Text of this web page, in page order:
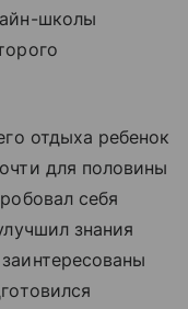
школы
отдыха ребенок
для половины
себя
знания